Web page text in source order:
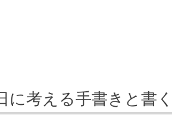
に考える手書きと書